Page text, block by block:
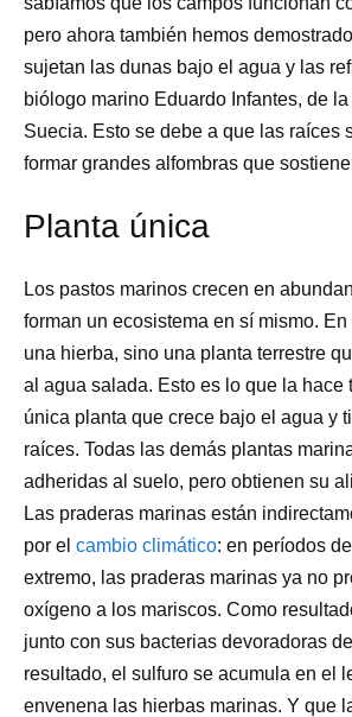
pero ahora también hemos
sujetan las dunas bajo el agua y las
biólogo marino Eduardo Infantes, de
Suecia. Esto se debe a que las raíces
formar grandes alfombras que
Planta única
Los pastos marinos crecen en
forman un ecosistema en sí mismo.
una hierba, sino una planta terrestre
al agua salada. Esto es lo que la hace
única planta que crece bajo el agua y
raíces. Todas las demás plantas
adheridas al suelo, pero obtienen su
Las praderas marinas están
por el cambio climático: en períodos
extremo, las praderas marinas ya no
oxígeno a los mariscos. Como
junto con sus bacterias devoradoras
resultado, el sulfuro se acumula en el
envenena las hierbas marinas. Y que